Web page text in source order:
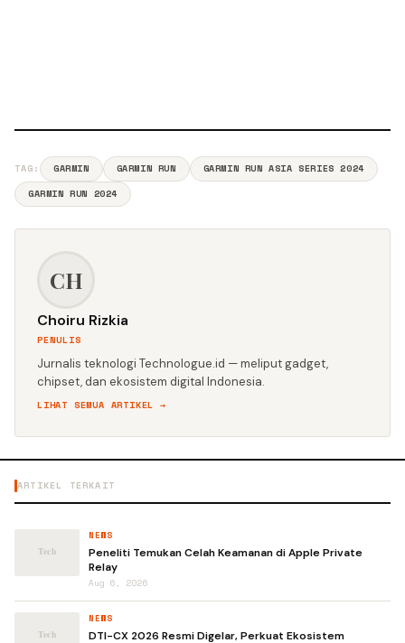
TAG: GARMIN GARMIN RUN
GARMIN RUN ASIA SERIES 2024
GARMIN RUN 2024
CH
Choiru Rizkia
PENULIS
Jurnalis teknologi Technologue.id — meliput gadget,
chipset, dan ekosistem digital Indonesia.
LIHAT SEMUA ARTIKEL →
ARTIKEL TERKAIT
NEWS
Peneliti Temukan Celah Keamanan di Apple Private
Relay
Aug 6, 2026
NEWS
DTI-CX 2026 Resmi Digelar, Perkuat Ekosistem